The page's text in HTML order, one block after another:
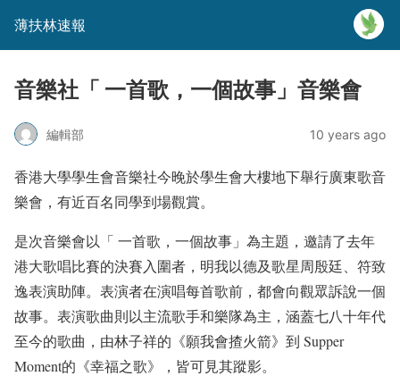
薄扶林速報
音樂社「 一首歌，一個故事」音樂會
編輯部 10 years ago
香港大學學生會音樂社今晚於學生會大樓地下舉行廣東歌音
樂會，有近百名同學到場觀賞。
是次音樂會以「 一首歌，一個故事」為主題，邀請了去年
港大歌唱比賽的決賽入圍者，明我以德及歌星周殷廷、符致
逸表演助陣。 表演者在演唱每首歌前，都會向觀眾訴說一個
故事。表演歌曲則以主流歌手和樂隊為主，涵蓋七八十年代
至今的歌曲，由林子祥的《願我會揸火箭》到 Supper
Moment的《幸福之歌》，皆可見其蹤影。